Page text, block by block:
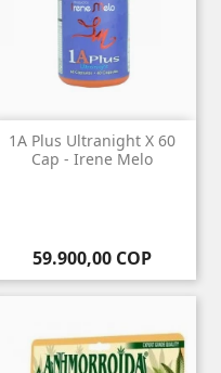
1A Plus Ultranight X 60
Cap - Irene Melo
Precio
59.900,00 COP